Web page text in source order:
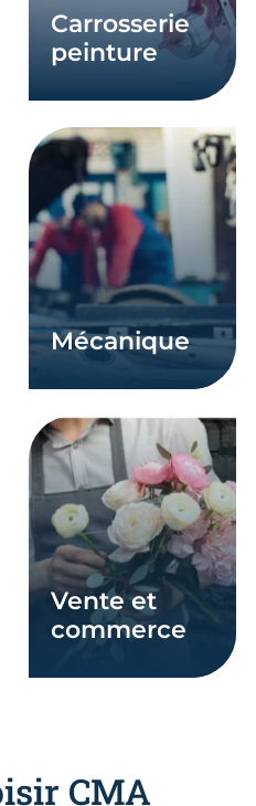
carrosserie
peinture
mécanique
En savoir plus
vente et
commerce
En savoir plus
CMA